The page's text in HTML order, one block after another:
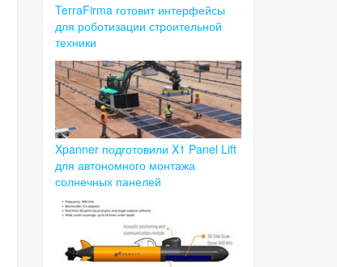
TerraFirma готовит интерфейсы
для роботизации строительной
техники
Xpanner подготовили X1 Panel Lift
для автономного монтажа
солнечных панелей